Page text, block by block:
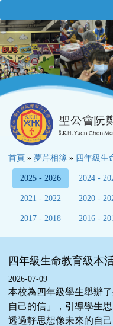
首頁 » 夢芹相簿 » 四年級生
2025 - 2026 2024 -
2021 - 2022 2020 -
2017 - 2018 2016 -
四年級生命教育級本
2026-07-09
本校為四年級學生舉辦
自己的信」，引導學生
透過靜思想像未來的自